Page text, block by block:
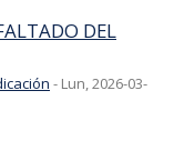
DEL
- Lun, 2026-03-